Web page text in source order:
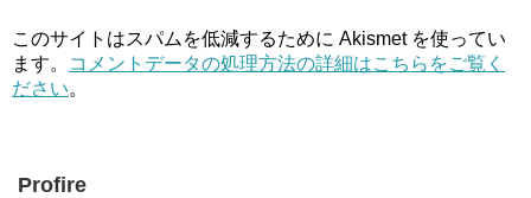
このサイトはスパムを低減するために Akismet を使ってい
ます。
コメントデータの処理方法の詳細はこちらをご覧く
ださい。
Profire